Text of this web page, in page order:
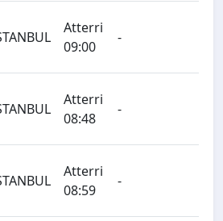
Atterri
09:00
-
Atterri
08:48
-
Atterri
08:59
-